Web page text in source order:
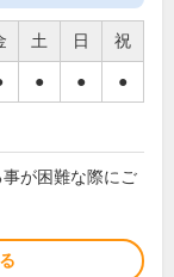
土 日 祝
● ● ●
が困難な際にご